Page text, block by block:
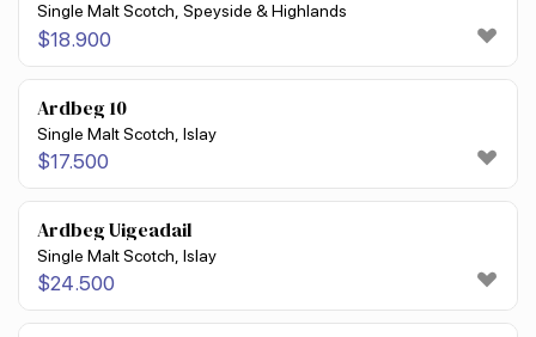
Single Malt Scotch, Speyside & Highlands
$18.900
Ardbeg 10
Single Malt Scotch, Islay
$17.500
Ardbeg Uigeadail
Single Malt Scotch, Islay
$24.500